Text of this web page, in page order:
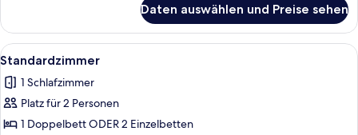
Zweibettzimmer
(Breakfast
for
Daten auswählen und Preise sehen
Alle
Fotos
für
Standardzimmer
anzeigen
Ein Hotelzimmer mit einem großen
3
Standardzimmer
1 Schlafzimmer
Platz für 2 Personen
1 Doppelbett ODER 2 Einzelbetten